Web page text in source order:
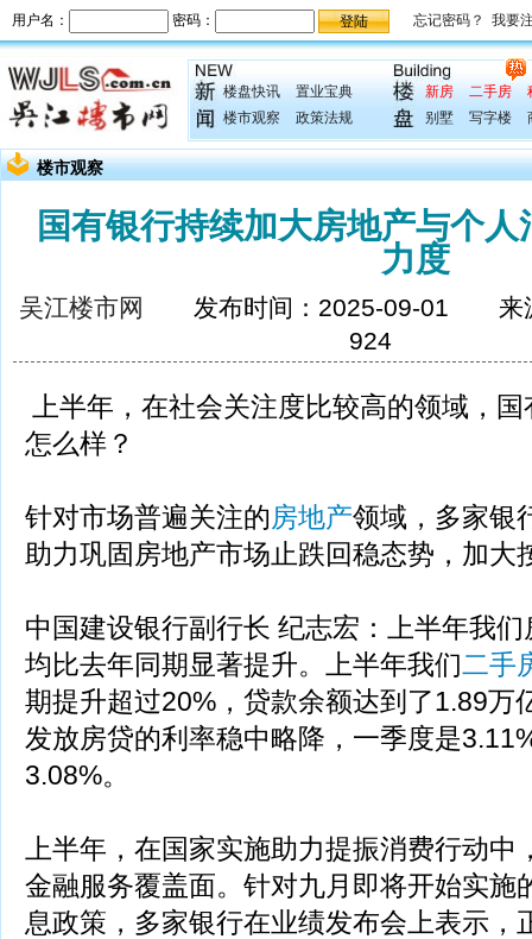
楼盘快讯
置业宝典
楼市观察
政策法规
新房 二手房
别墅
写字楼
楼市观察
国有银行持续加大房地产与个
力度
吴江楼市网
发布时间：2025-09-01 来
924
上半年，在社会关注度比较高的领域，
怎么样？
针对市场普遍关注的房地产领域，多家银
助力巩固房地产市场止跌回稳态势，加大
中国建设银行副行长 纪志宏：上半年我
均比去年同期显著提升。上半年我们二手
期提升超过20%，贷款余额达到了1.89万
发放房贷的利率稳中略降，一季度是
3.08%。
上半年，在国家实施助力提振消费行动
金融服务覆盖面。针对九月即将开始实施
息政策，多家银行在业绩发布会上表示，